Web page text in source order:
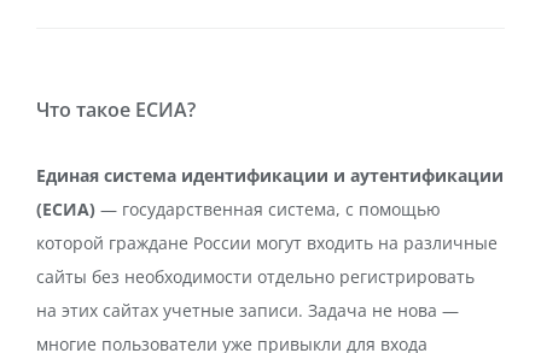
Что такое ЕСИА?
Единая система идентификации и аутентификации
(ЕСИА) — государственная система, с помощью
которой граждане России могут входить на различные
сайты без необходимости отдельно регистрировать
на этих сайтах учетные записи. Задача не нова —
многие пользователи уже привыкли для входа